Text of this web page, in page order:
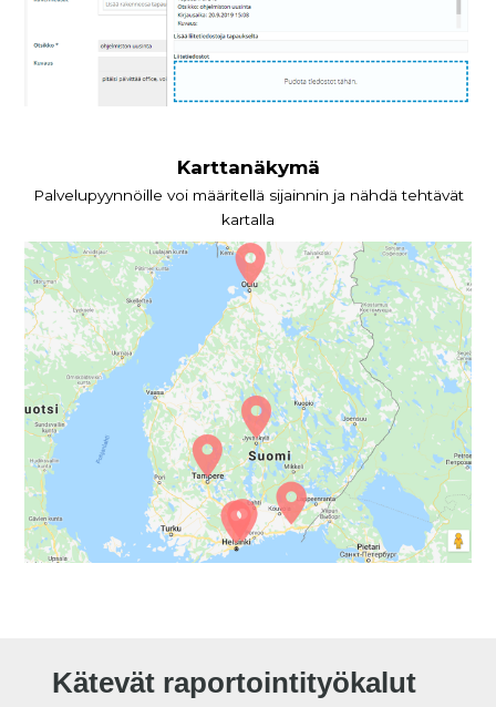
Karttanäkymä
Palvelupyynnöille voi määritellä sijainnin ja nähdä tehtävät
kartalla
Kätevät raportointityökalut